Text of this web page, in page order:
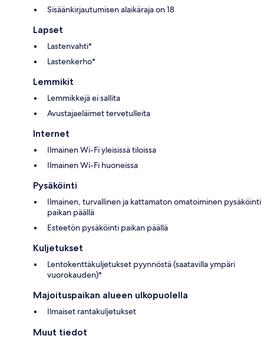
Sisäänkirjautumisen alaikäraja on 18
Lapset
Lastenvahti*
Lastenkerho*
Lemmikit
Lemmikkejä ei sallita
Avustajaeläimet tervetulleita
Internet
Ilmainen Wi-Fi yleisissä tiloissa
Ilmainen Wi-Fi huoneissa
Pysäköinti
Ilmainen, turvallinen ja kattamaton omatoiminen pysäköinti
paikan päällä
Esteetön pysäköinti paikan päällä
Kuljetukset
Lentokenttäkuljetukset pyynnöstä (saatavilla ympäri
vuorokauden)*
Majoituspaikan alueen ulkopuolella
Ilmaiset rantakuljetukset
Muut tiedot